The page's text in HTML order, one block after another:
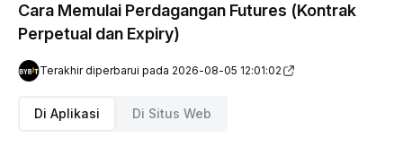
Cara Memulai Perdagangan Futures (Kontrak
Perpetual dan Expiry)
Terakhir diperbarui pada 2026-08-05 12:01:02
Di Aplikasi Di Situs Web